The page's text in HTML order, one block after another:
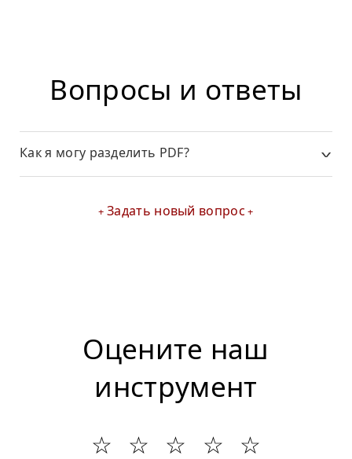
Вопросы и ответы
Как я могу разделить PDF?
Задать новый вопрос
Оцените наш
инструмент